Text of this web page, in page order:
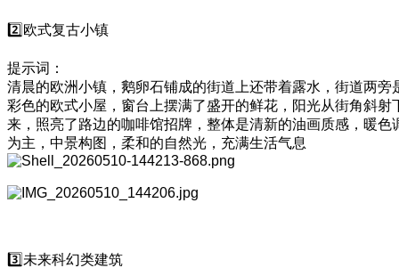
2️⃣欧式复古小镇
提示词：
清晨的欧洲小镇，鹅卵石铺成的街道上还带着露水，街道两旁
彩色的欧式小屋，窗台上摆满了盛开的鲜花，阳光从街角斜射
来，照亮了路边的咖啡馆招牌，整体是清新的油画质感，暖色
为主，中景构图，柔和的自然光，充满生活气息
3️⃣未来科幻类建筑